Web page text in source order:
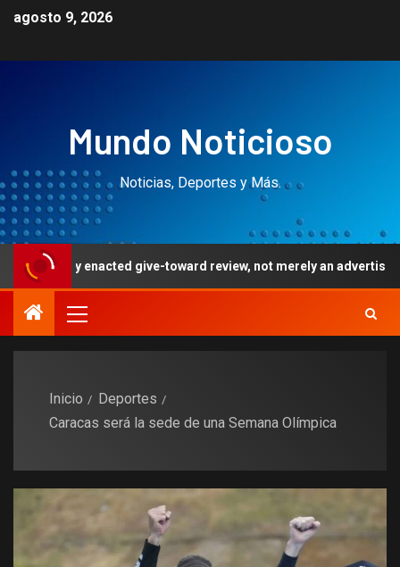
agosto 9, 2026
Mundo Noticioso
Noticias, Deportes y Más.
give-toward review, not merely an advertising record
Inicio
Deportes
Caracas será la sede de una Semana Olímpica